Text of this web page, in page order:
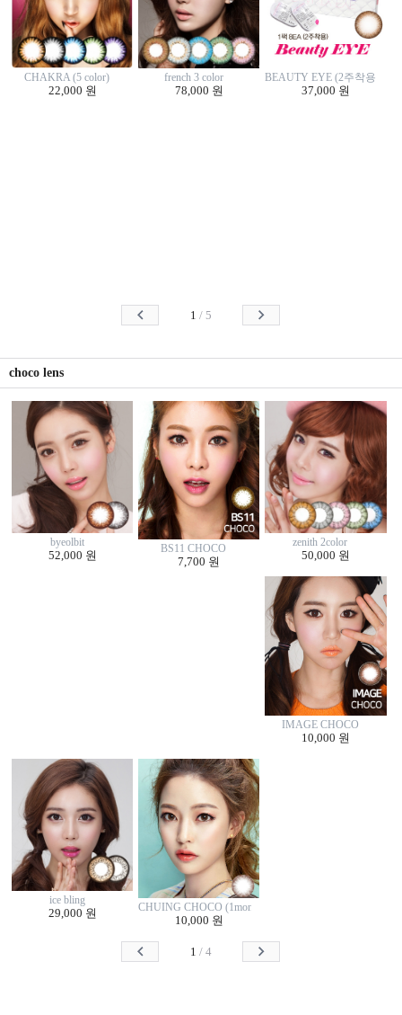
CHAKRA (5 color)
22,000 원
french 3 color
78,000 원
BEAUTY EYE (2주착용 8EA)
37,000 원
1 / 5
choco lens
byeolbit
52,000 원
BS11 CHOCO
7,700 원
zenith 2color
50,000 원
IMAGE CHOCO
10,000 원
ice bling
29,000 원 CHUING CHOCO (1monthly/2p)
10,000 원
1 / 4